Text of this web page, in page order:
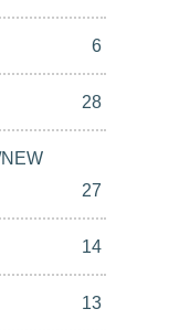
6
28
27
14
13